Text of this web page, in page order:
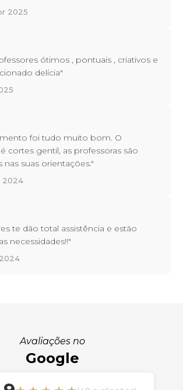
2025
ótimos , pontuais , criativos e
delícia"
foi tudo muito bom. O
cortes gentil, as professoras são
nas suas orientações."
2024
te dão total assistência e estão
necessidades!!"
Avaliações no
Google